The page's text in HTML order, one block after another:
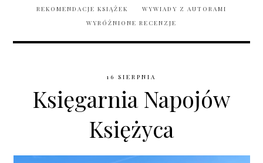
REKOMENDACJE KSIĄŻEK
WYWIADY Z AUTORAMI
WYRÓŻNIONE RECENZJE
16 SIERPNIA
Księgarnia Napojów
Księżyca